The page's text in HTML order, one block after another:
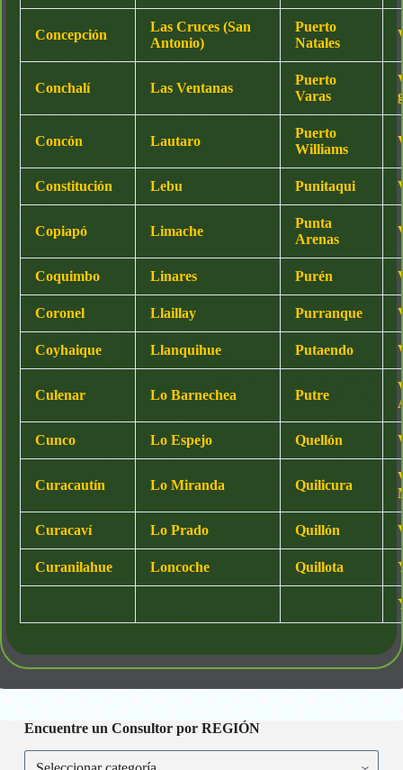
Concepción
Las Cruces (San
Antonio)
Puerto
Natales
Conchalí Las Ventanas
Puerto
Varas
Concón Lautaro
Puerto
Williams
Constitución Lebu Punitaqui
Copiapó Limache
Punta
Arenas
Coquimbo Linares Purén
Coronel Llaillay Purranque
Coyhaique Llanquihue Putaendo
Culenar Lo Barnechea Putre
Cunco Lo Espejo Quellón
Curacautín Lo Miranda Quilicura
Curacaví Lo Prado Quillón
Curanilahue Loncoche Quillota
Encuentre un Consultor por REGIÓN